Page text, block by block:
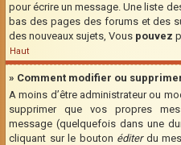
pour écrire un message. Une liste
bas des pages des forums et des
des nouveaux sujets, Vous pouvez
Haut
» Comment modifier ou
A moins d’être administrateur ou
supprimer que vos propres
message (quelquefois dans une
cliquant sur le bouton éditerdu